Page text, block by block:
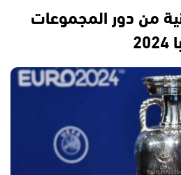
من دور المجموعات